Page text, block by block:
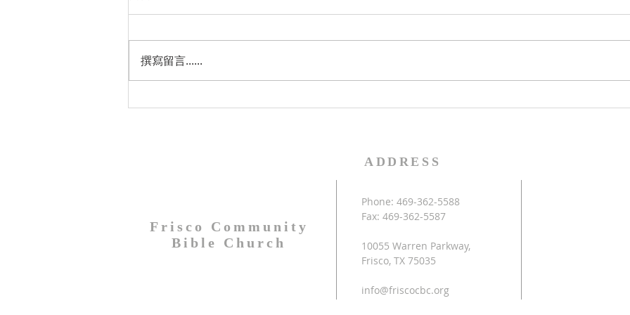
日光節約時間從主日3月13日開
上睡覺前將時鐘調快一小時。
本教會今年要慶祝成立20週年紀
教會
藝，
撰寫留言......
Frisco Community
Bible Church
ADDRESS
Phone: 469-362-5588
Fax: 469-362-5587
10055 Warren Parkway,
Frisco, TX 75035
info@friscocbc.org